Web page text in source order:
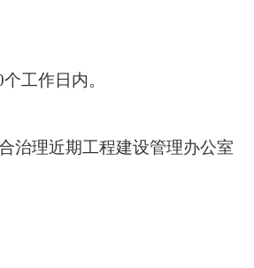
个工作日内。
治理近期工程建设管理办公室